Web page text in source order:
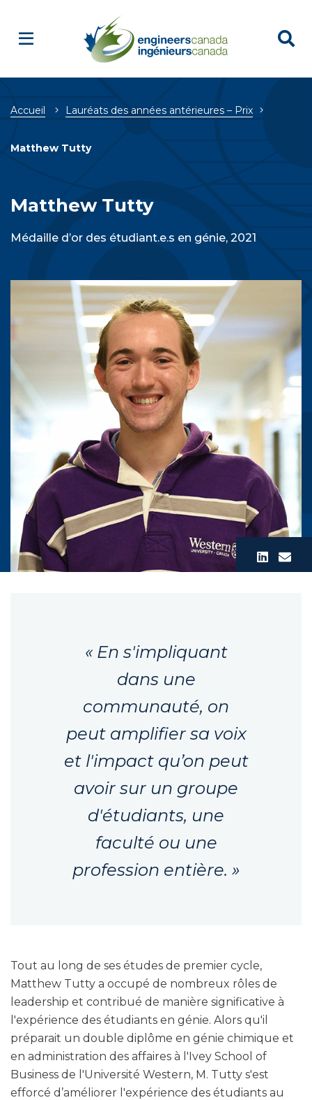
Breadcrumb
Accueil Lauréats des années antérieures – Prix
Matthew Tutty
Matthew Tutty
Médaille d’or des étudiant.e.s en génie, 2021
« En s'impliquant
dans une
communauté, on
peut amplifier sa voix
et l'impact qu’on peut
avoir sur un groupe
d'étudiants, une
faculté ou une
profession entière. »
Tout au long de ses études de premier cycle,
Matthew Tutty a occupé de nombreux rôles de
leadership et contribué de manière significative à
l'expérience des étudiants en génie. Alors qu'il
préparait un double diplôme en génie chimique et
en administration des affaires à l'Ivey School of
Business de l'Université Western, M. Tutty s'est
efforcé d’améliorer l'expérience des étudiants au